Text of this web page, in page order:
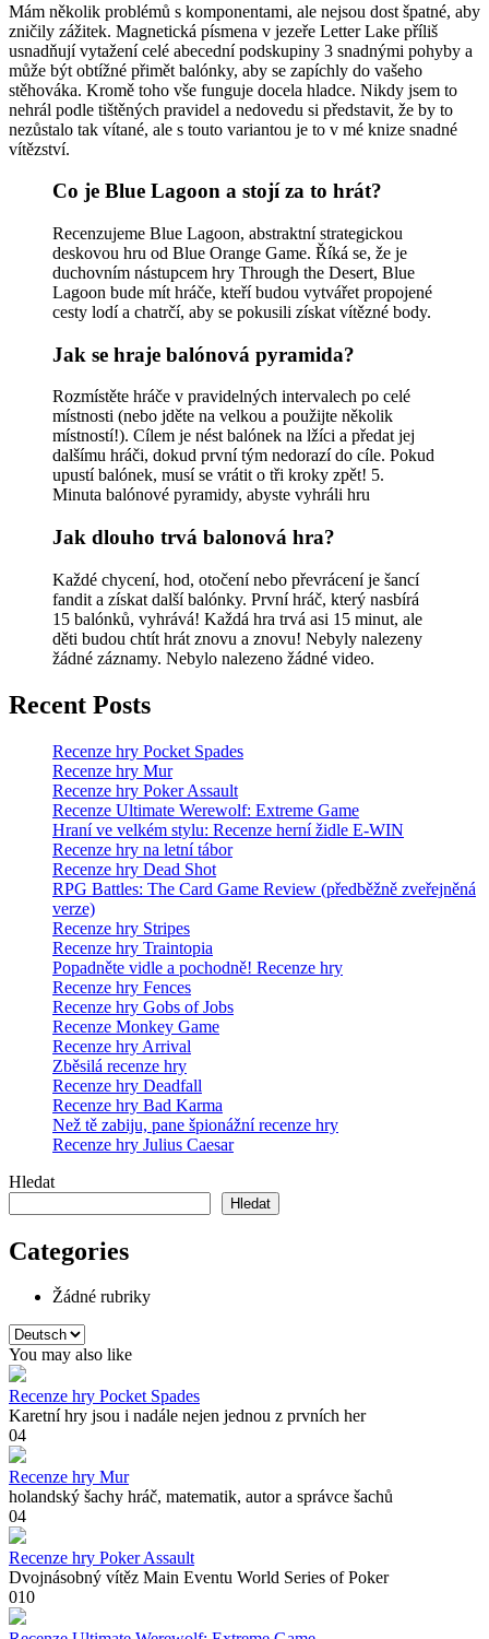
Mám několik problémů s komponentami, ale nejsou dost špatné, aby
zničily zážitek. Magnetická písmena v jezeře Letter Lake příliš
usnadňují vytažení celé abecední podskupiny 3 snadnými pohyby a
může být obtížné přimět balónky, aby se zapíchly do vašeho
stěhováka. Kromě toho vše funguje docela hladce. Nikdy jsem to
nehrál podle tištěných pravidel a nedovedu si představit, že by to
nezůstalo tak vítané, ale s touto variantou je to v mé knize snadné
vítězství.
Co je Blue Lagoon a stojí za to hrát?
Recenzujeme Blue Lagoon, abstraktní strategickou
deskovou hru od Blue Orange Game. Říká se, že je
duchovním nástupcem hry Through the Desert, Blue
Lagoon bude mít hráče, kteří budou vytvářet propojené
cesty lodí a chatrčí, aby se pokusili získat vítězné body.
Jak se hraje balónová pyramida?
Rozmístěte hráče v pravidelných intervalech po celé
místnosti (nebo jděte na velkou a použijte několik
místností!). Cílem je nést balónek na lžíci a předat jej
dalšímu hráči, dokud první tým nedorazí do cíle. Pokud
upustí balónek, musí se vrátit o tři kroky zpět! 5.
Minuta balónové pyramidy, abyste vyhráli hru
Jak dlouho trvá balonová hra?
Každé chycení, hod, otočení nebo převrácení je šancí
fandit a získat další balónky. První hráč, který nasbírá
15 balónků, vyhrává! Každá hra trvá asi 15 minut, ale
děti budou chtít hrát znovu a znovu! Nebyly nalezeny
žádné záznamy. Nebylo nalezeno žádné video.
Recent Posts
Recenze hry Pocket Spades
Recenze hry Mur
Recenze hry Poker Assault
Recenze Ultimate Werewolf: Extreme Game
Hraní ve velkém stylu: Recenze herní židle E-WIN
Recenze hry na letní tábor
Recenze hry Dead Shot
RPG Battles: The Card Game Review (předběžně zveřejněná
verze)
Recenze hry Stripes
Recenze hry Traintopia
Popadněte vidle a pochodně! Recenze hry
Recenze hry Fences
Recenze hry Gobs of Jobs
Recenze Monkey Game
Recenze hry Arrival
Zběsilá recenze hry
Recenze hry Deadfall
Recenze hry Bad Karma
Než tě zabiju, pane špionážní recenze hry
Recenze hry Julius Caesar
Hledat
Hledat
Categories
Žádné rubriky
Zvolte
jazyk
You may also like
Recenze hry Pocket Spades
Karetní hry jsou i nadále nejen jednou z prvních her
04
Recenze hry Mur
holandský šachy hráč, matematik, autor a správce šachů
04
Recenze hry Poker Assault
Dvojnásobný vítěz Main Eventu World Series of Poker
010